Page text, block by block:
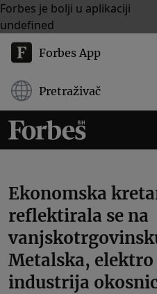
Forbes je bolji u aplikaciji
undefined
Forbes App
Pretraživač
Ekonomska
reflektirala se na
Metalska,
industrija